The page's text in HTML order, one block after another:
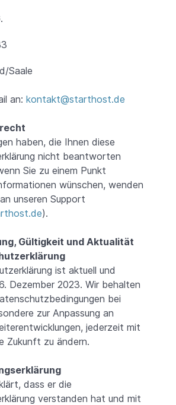
Saale
an: kontakt@starthost.de
haben, die Ihnen diese
nicht beantworten
Sie zu einem Punkt
wünschen, wenden
unseren Support
).
Gültigkeit und Aktualität
ist aktuell und
Dezember 2023. Wir behalten
bei
zur Anpassung an
jederzeit mit
Zukunft zu ändern.
dass er die
verstanden hat und mit